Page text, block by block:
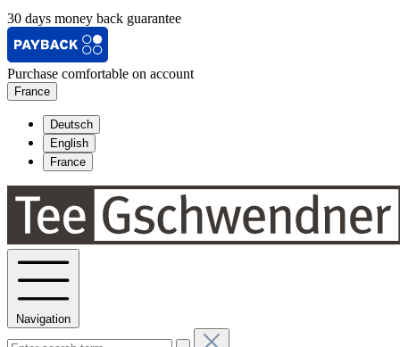
30 days money back guarantee
Purchase comfortable on account
France
Deutsch
English
France
Navigation